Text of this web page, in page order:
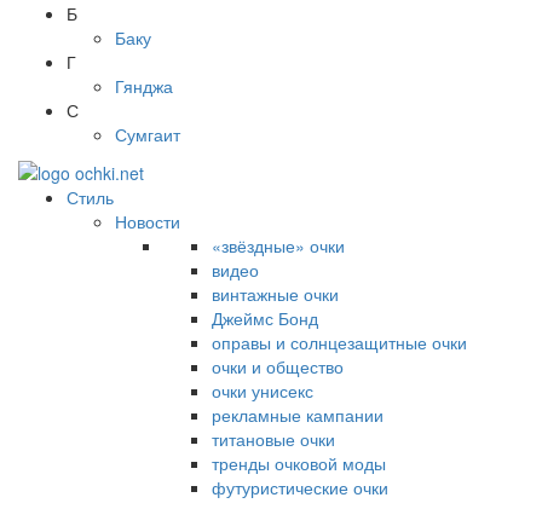
Б
Баку
Г
Гянджа
С
Сумгаит
Стиль
Новости
«звёздные» очки
видео
винтажные очки
Джеймс Бонд
оправы и солнцезащитные очки
очки и общество
очки унисекс
рекламные кампании
титановые очки
тренды очковой моды
футуристические очки